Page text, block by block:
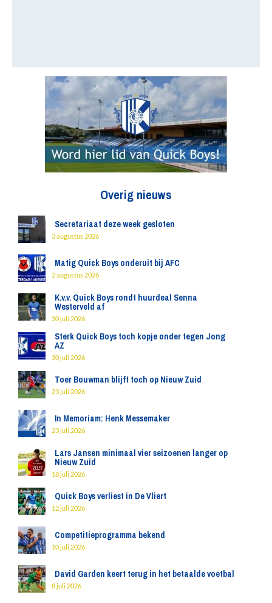
Overig nieuws
Secretariaat deze week gesloten
3 augustus 2026
Matig Quick Boys onderuit bij AFC
2 augustus 2026
K.v.v. Quick Boys rondt huurdeal Senna
Westerveld af
30 juli 2026
Sterk Quick Boys toch kopje onder tegen Jong
AZ
30 juli 2026
Toer Bouwman blijft toch op Nieuw Zuid
23 juli 2026
In Memoriam: Henk Messemaker
23 juli 2026
Lars Jansen minimaal vier seizoenen langer op
Nieuw Zuid
18 juli 2026
Quick Boys verliest in De Vliert
12 juli 2026
Competitieprogramma bekend
10 juli 2026
David Garden keert terug in het betaalde voetbal
8 juli 2026